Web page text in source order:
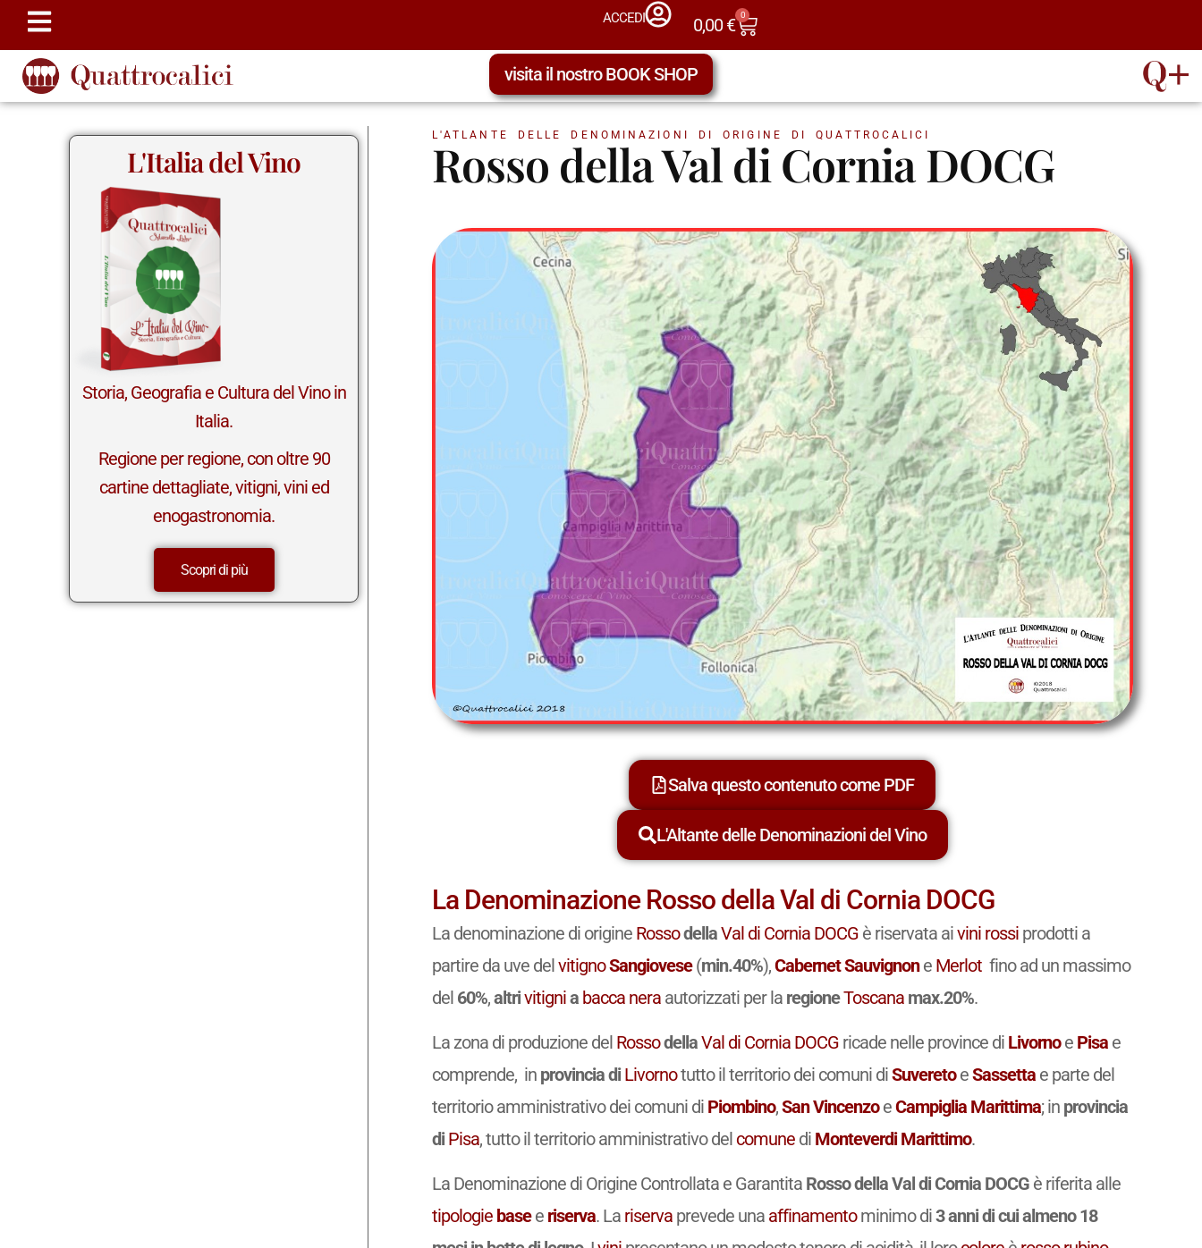
ACCEDI 0,00€ 0
visita il nostro BOOK SHOP
L'Italia del Vino
Storia, Geografia e Cultura del Vino in
Italia.
Regione per regione, con oltre 90
cartine dettagliate, vitigni, vini ed
enogastronomia.
Scopri di più
L'ATLANTE DELLE DENOMINAZIONI DI ORIGINE DI QUATTROCALICI
Rosso della Val di Cornia DOCG
Salva questo contenuto come PDF
L'Altante delle Denominazioni del Vino
La Denominazione Rosso della Val di Cornia DOCG
La denominazione di origine RossodellaVal di Cornia DOCGè riservata aivini rossiprodotti a
partire da uve delvitignoSangiovese (min.40%),Cabernet Sauvignone Merlot fino ad un massimo
del 60%,altrivitignia bacca neraautorizzati per la regioneToscana max.20%.
La zona di produzione del RossodellaVal di Cornia DOCGricade nelle province di Livornoe Pisa e
comprende, in provincia diLivornotutto il territorio dei comuni diSuveretoeSassetta e parte del
territorio amministrativo dei comuni di Piombino,San Vincenzo eCampiglia Marittima; in provincia
diPisa, tutto il territorio amministrativo del comunedi Monteverdi Marittimo.
La Denominazione di Origine Controllata e Garantita Rosso della Val di Cornia DOCG è riferita alle
tipologie base e riserva. La riservaprevede una affinamentominimo di3 anni di cui almeno 18